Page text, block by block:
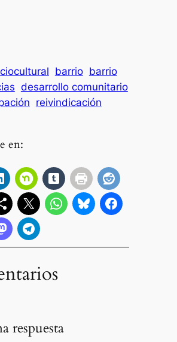
barrio barrio
desarrollo comunitario
reivindicación
en:
respuesta